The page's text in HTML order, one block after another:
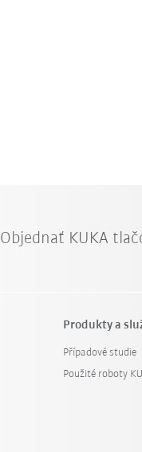
Objednať KUKA
Produkty a
Případové studie
Použité roboty